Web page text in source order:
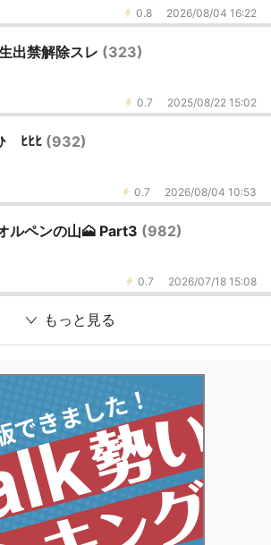
0.8 2026/08/04 16:22
出禁解除スレ (323)
0.7 2025/08/22 15:02
ﾋﾋﾋ (932)
0.7 2026/08/04 10:53
ルペンの山🗻 Part3 (982)
0.7 2026/07/18 15:08
もっと見る